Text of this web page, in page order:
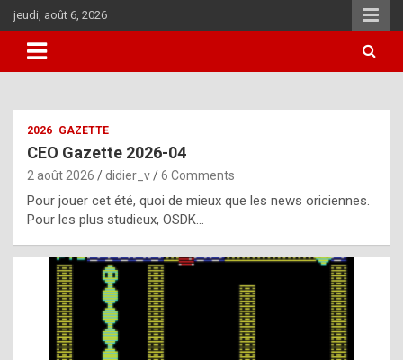
Skip
to
content
jeudi, août 6, 2026
i
u
l
2026 GAZETTE
CEO Gazette 2026-04
2 août 2026 didier_v 6 Comments
Pour jouer cet été, quoi de mieux que les news oriciennes.
Pour les plus studieux, OSDK…